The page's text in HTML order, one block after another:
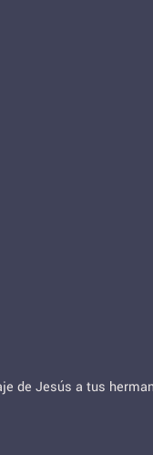
de Jesús a tus